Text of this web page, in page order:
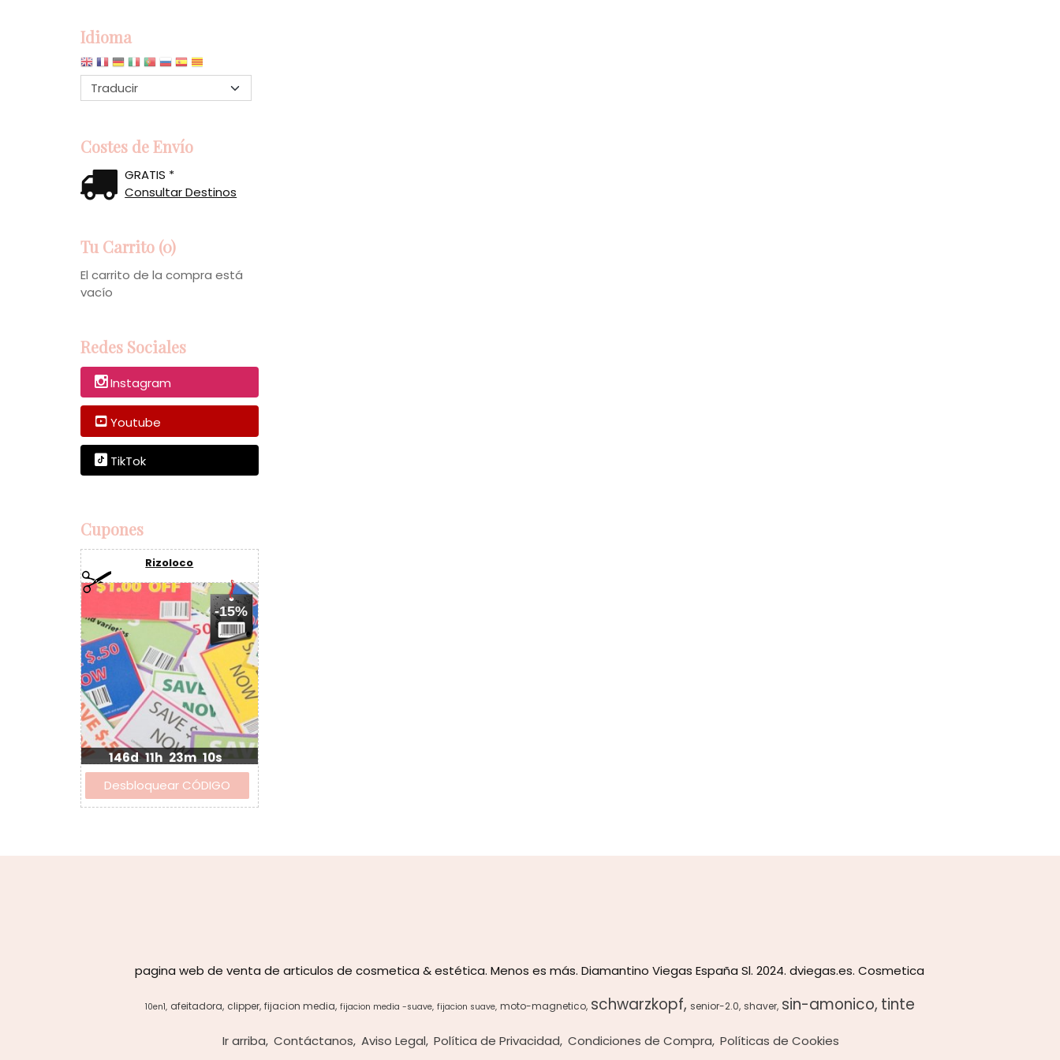
Idioma
Costes de Envío
GRATIS *
Consultar Destinos
Tu Carrito (0)
El carrito de la compra está
vacío
Redes Sociales
Instagram
Youtube
TikTok
Cupones
Rizoloco
-15%
146d 11h 23m 10s
pagina web de venta de articulos de cosmetica & estética. Menos es más. Diamantino Viegas España Sl. 2024. dviegas.es. Cosmetica
10en1 afeitadora clipper fijacion media fijacion media -suave fijacion suave moto-magnetico schwarzkopf senior-2.0 shaver sin-amonico tinte
Ir arriba Contáctanos Aviso Legal Política de Privacidad Condiciones de Compra Políticas de Cookies